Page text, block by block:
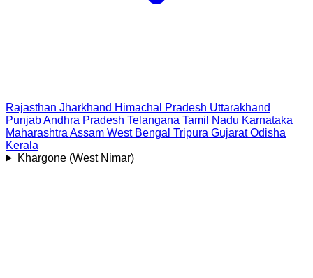
Rajasthan Jharkhand Himachal Pradesh Uttarakhand
PunjabAndhra Pradesh Telangana Tamil Nadu Karnataka
Maharashtra Assam West Bengal Tripura Gujarat Odisha
Kerala
Khargone (West Nimar)